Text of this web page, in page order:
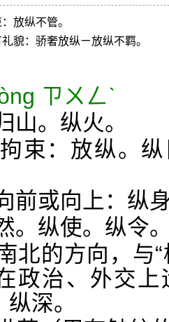
放纵不管。
貌：骄奢放纵ㄧ放纵不羁。
ㄗㄨㄥˋ
。纵火。
束：放纵。
前或向上：纵
。纵使。纵令
北的方向，与“
政治、外交
深。